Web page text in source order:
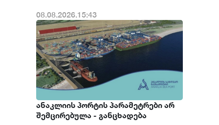
08.08.2026.15:43
ანაკლიის პორტის პარამეტრები არ
შემცირებულა - განცხადება